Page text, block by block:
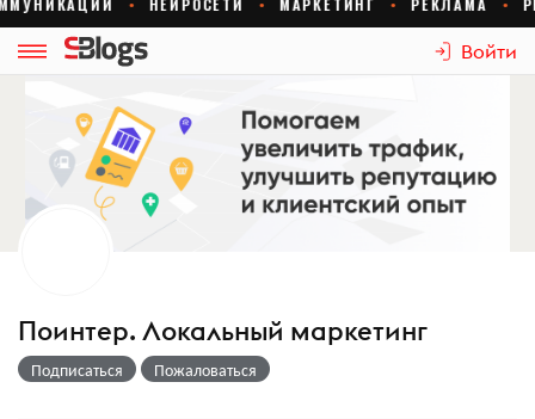
Войти
Поинтер. Локальный маркетинг
Подписаться Пожаловаться